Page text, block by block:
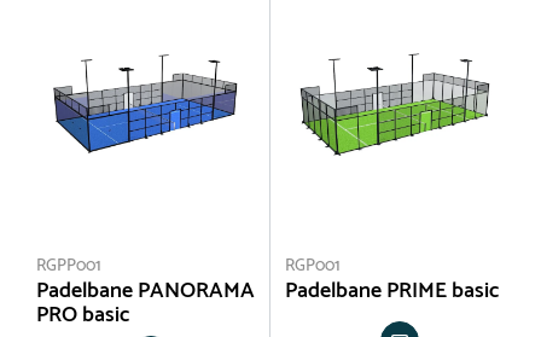
RGPP001
Padelbane PANORAMA
PRO basic
RGP001
Padelbane PRIME basic